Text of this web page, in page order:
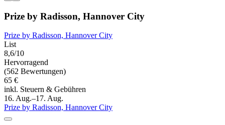
Prize by Radisson, Hannover City
Prize by Radisson, Hannover City
List
8,6/10
Hervorragend
(562 Bewertungen)
65 €
inkl. Steuern & Gebühren
16. Aug.–17. Aug.
Prize by Radisson, Hannover City